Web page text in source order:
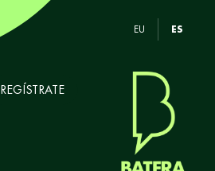
EU ES
REGÍSTRATE